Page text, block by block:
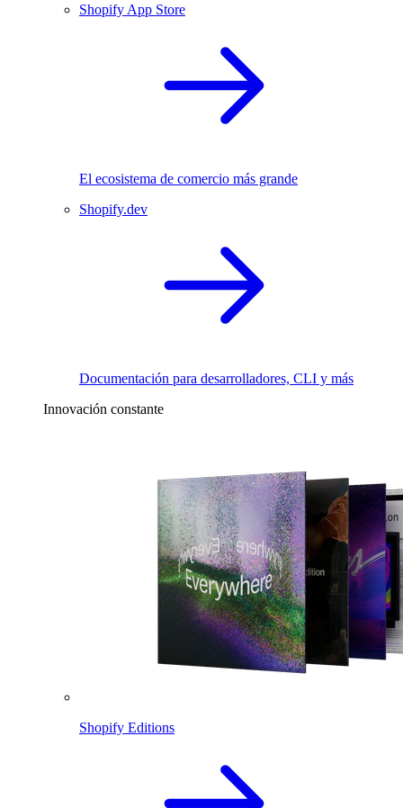
Shopify App Store
El ecosistema de comercio más grande
Shopify.dev
Documentación para desarrolladores, CLI y más
Innovación constante
Shopify Editions